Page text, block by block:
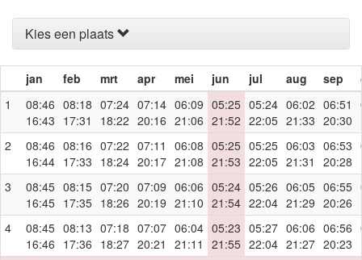
Kies een plaats
jan feb mrt apr mei jun jul aug sep
1
08:46
16:43
08:18
17:31
07:24
18:22
07:14
20:16
06:09
21:06
05:25
21:52
05:24
22:05
06:02
21:33
06:51
20:30
2
08:46
16:44
08:16
17:33
07:22
18:24
07:11
20:17
06:08
21:08
05:25
21:53
05:25
22:05
06:03
21:31
06:53
20:28
3
08:45
16:45
08:15
17:35
07:20
18:26
07:09
20:19
06:06
21:10
05:24
21:54
05:26
22:04
06:05
21:29
06:55
20:26
4
08:45
16:46
08:13
17:36
07:18
18:27
07:07
20:21
06:04
21:11
05:23
21:55
05:27
22:04
06:06
21:27
06:56
20:23